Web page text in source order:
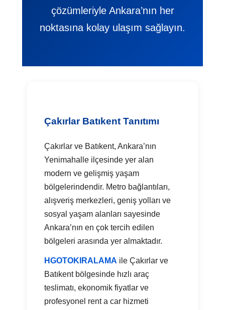
çözümleriyle Ankara’nın her
noktasına kolay ulaşım sağlayın.
Çakırlar Batıkent Tanıtımı
Çakırlar ve Batıkent, Ankara’nın
Yenimahalle ilçesinde yer alan
modern ve gelişmiş yaşam
bölgelerindendir. Metro bağlantıları,
alışveriş merkezleri, geniş yolları ve
sosyal yaşam alanları sayesinde
Ankara’nın en çok tercih edilen
bölgeleri arasında yer almaktadır.
HGOTOKIRALAMA ile Çakırlar ve
Batıkent bölgesinde hızlı araç
teslimatı, ekonomik fiyatlar ve
profesyonel rent a car hizmeti